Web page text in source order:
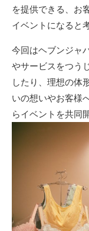
を提供できる、お
イベントになると
今回はヘブンジャ
やサービスをつう
したり、理想の体
いの想いやお客様
らイベントを共同